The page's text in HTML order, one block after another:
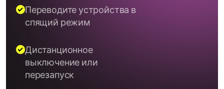
Переводите устройства в
спящий режим
Дистанционное
выключение или
перезапуск